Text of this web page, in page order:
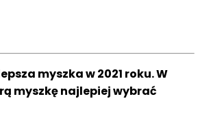
myszka w 2021 roku. W
myszkę najlepiej wybrać